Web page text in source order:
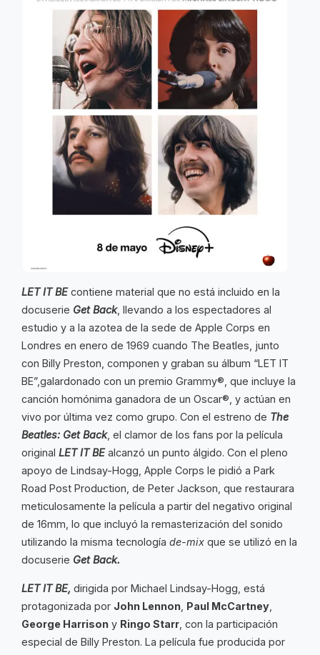
LET IT BEcontiene material que no está incluido en la
docuserie Get Back, llevando a los espectadores al
estudio y a la azotea de la sede de Apple Corps en
Londres en enero de 1969 cuando The Beatles, junto
con Billy Preston, componen y graban su álbum “LET IT
BE”,galardonado con un premio Grammy®, que incluye la
canción homónima ganadora de un Oscar®, y actúan en
vivo por última vez como grupo. Con el estreno de The
Beatles: Get Back, el clamor de los fans por la película
original LET IT BEalcanzó un punto álgido. Con el pleno
apoyo de Lindsay-Hogg, Apple Corps le pidió a Park
Road Post Production, de Peter Jackson, que restaurara
meticulosamente la película a partir del negativo original
de 16mm, lo que incluyó la remasterización del sonido
utilizando la misma tecnología de-mix que se utilizó en la
docuserie Get Back.
LET IT BE, dirigida por Michael Lindsay-Hogg, está
protagonizada por John Lennon, Paul McCartney,
George Harrison y Ringo Starr, con la participación
especial de Billy Preston. La película fue producida por